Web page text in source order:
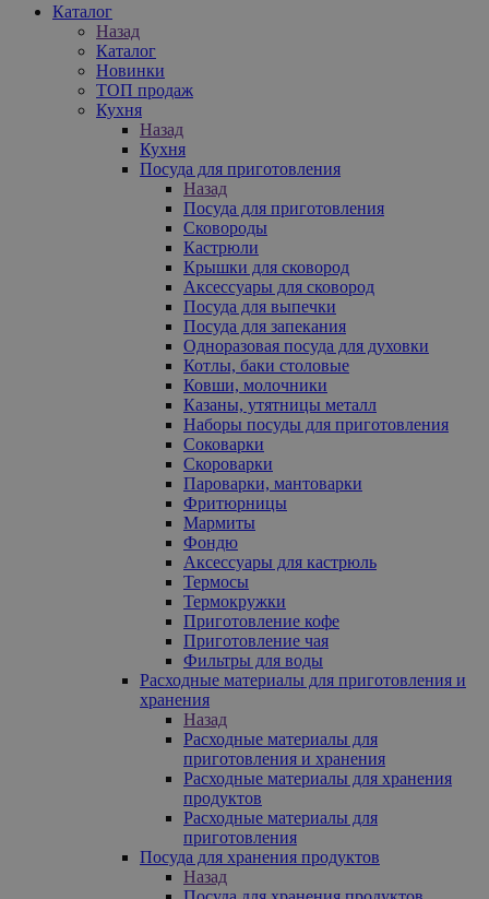
Каталог
Назад
Каталог
Новинки
ТОП продаж
Кухня
Назад
Кухня
Посуда для приготовления
Назад
Посуда для приготовления
Сковороды
Кастрюли
Крышки для сковород
Аксессуары для сковород
Посуда для выпечки
Посуда для запекания
Одноразовая посуда для духовки
Котлы, баки столовые
Ковши, молочники
Казаны, утятницы металл
Наборы посуды для приготовления
Соковарки
Скороварки
Пароварки, мантоварки
Фритюрницы
Мармиты
Фондю
Аксессуары для кастрюль
Термосы
Термокружки
Приготовление кофе
Приготовление чая
Фильтры для воды
Расходные материалы для приготовления и
хранения
Назад
Расходные материалы для
приготовления и хранения
Расходные материалы для хранения
продуктов
Расходные материалы для
приготовления
Посуда для хранения продуктов
Назад